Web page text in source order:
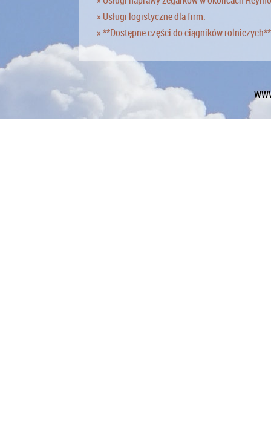
» Usługi logistyczne dla firm.
» **Dostępne części do ciągników rolniczych**